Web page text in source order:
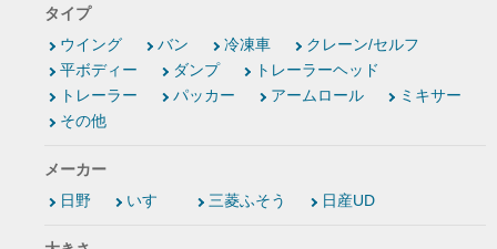
タイプ
ウイング
バン 冷凍車
クレーン/セルフ
平ボディー
ダンプ
トレーラーヘッド
トレーラー
パッカー アームロール
ミキサー
その他
メーカー
日野
いすゞ 三菱ふそう 日産UD